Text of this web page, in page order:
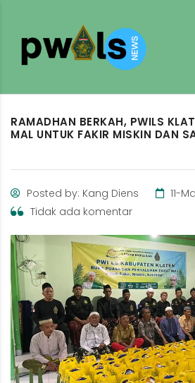
RAMADHAN BERKAH, PWILS
MAL UNTUK FAKIR MISKIN DAN
Posted by: Kang Diens
11-
Tidak ada komentar